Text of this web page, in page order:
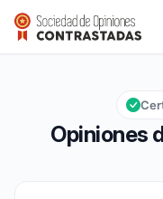
Graco
Calificación global: 9,5
9,5/10
Opiniones